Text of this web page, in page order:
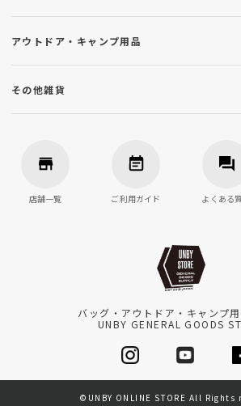
アウトドア・キャンプ用品
その他雑貨
店舗一覧 ご利用ガイド よくある
バッグ・アウトドア・キャンプ
UNBY GENERAL GOODS
©UNBY ONLINE STORE All Rights